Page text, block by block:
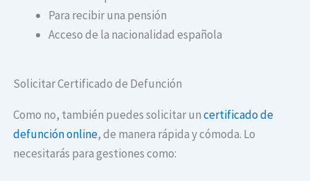
Para recibir una pensión
Acceso de la nacionalidad española
Solicitar Certificado de Defunción
Como no, también puedes solicitar uncertificado de
defunción online, de manera rápida y cómoda. Lo
necesitarás para gestiones como: